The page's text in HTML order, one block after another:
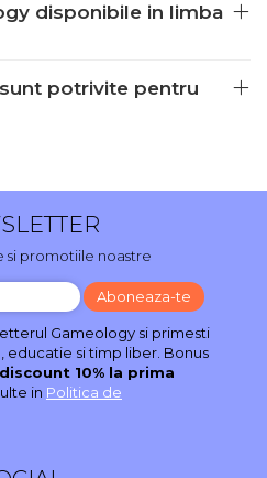
disponibile in limba
potrivite pentru
si promotiile noastre
Gameology si primesti
educatie si timp liber. Bonus
10% la prima
in Politica de